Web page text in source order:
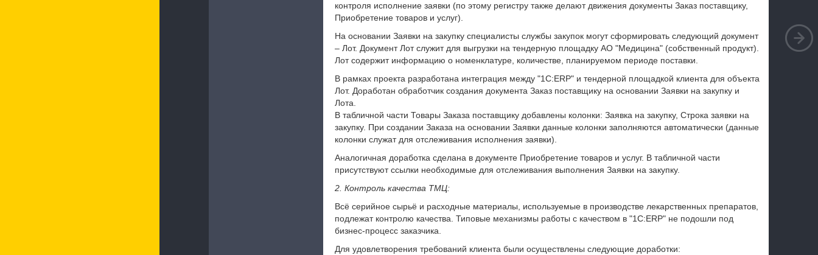
контроля исполнение заявки (по этому регистру также делают движения документы Заказ поставщику,
Приобретение товаров и услуг).
На основании Заявки на закупку специалисты службы закупок могут сформировать следующий документ
– Лот. Документ Лот служит для выгрузки на тендерную площадку АО "Медицина" (собственный продукт).
Лот содержит информацию о номенклатуре, количестве, планируемом периоде поставки.
В рамках проекта разработана интеграция между "1С:ERP" и тендерной площадкой клиента для объекта
Лот. Доработан обработчик создания документа Заказ поставщику на основании Заявки на закупку и
Лота.
В табличной части Товары Заказа поставщику добавлены колонки: Заявка на закупку, Строка заявки на
закупку. При создании Заказа на основании Заявки данные колонки заполняются автоматически (данные
колонки служат для отслеживания исполнения заявки).
Аналогичная доработка сделана в документе Приобретение товаров и услуг. В табличной части
присутствуют ссылки необходимые для отслеживания выполнения Заявки на закупку.
2. Контроль качества ТМЦ:
Всё серийное сырьё и расходные материалы, используемые в производстве лекарственных препаратов,
подлежат контролю качества. Типовые механизмы работы с качеством в "1С:ERP" не подошли под
бизнес-процесс заказчика.
Для удовлетворения требований клиента были осуществлены следующие доработки: